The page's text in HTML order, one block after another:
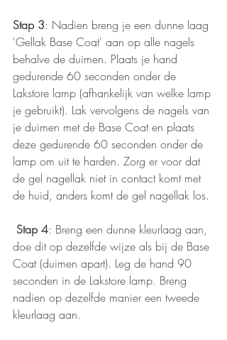
Stap 3: Nadien breng je een dunne laag
'Gellak Base Coat' aan op alle nagels
behalve de duimen. Plaats je hand
gedurende 60 seconden onder de
Lakstore lamp (afhankelijk van welke lamp
je gebruikt). Lak vervolgens de nagels van
je duimen met de Base Coat en plaats
deze gedurende 60 seconden onder de
lamp om uit te harden. Zorg er voor dat
de gel nagellak niet in contact komt met
de huid, anders komt de gel nagellak los.
Stap 4: Breng een dunne kleurlaag aan,
doe dit op dezelfde wijze als bij de Base
Coat (duimen apart). Leg de hand 90
seconden in de Lakstore lamp. Breng
nadien op dezelfde manier een tweede
kleurlaag aan.